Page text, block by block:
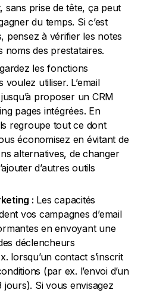
sans prise de tête, ça peut
du temps. Si c’est
pensez à vérifier les notes
noms des prestataires.
les fonctions
utiliser. L’email
proposer un CRM
pages intégrées. En
regroupe tout ce dont
économisez en évitant de
alternatives, de changer
d’autres outils
: Les capacités
vos campagnes d’email
en envoyant une
déclencheurs
lorsqu’un contact s’inscrit
(par ex. l’envoi d’un
jours). Si vous envisagez